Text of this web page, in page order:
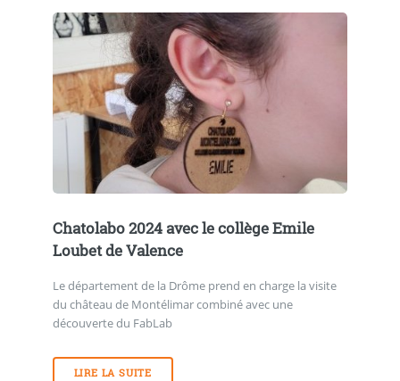
Chatolabo 2024 avec le collège Emile
Loubet de Valence
Le département de la Drôme prend en charge la visite
du château de Montélimar combiné avec une
découverte du FabLab
LIRE LA SUITE